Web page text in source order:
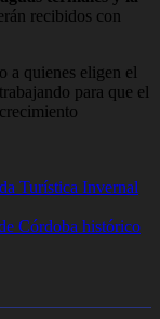
recibidos con
a quienes eligen el
para que el
Turística Invernal
Córdoba histórico